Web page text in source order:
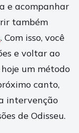
e acompanhar
também
. Com isso, você
e voltar ao
um método
canto,
intervenção
de Odisseu.